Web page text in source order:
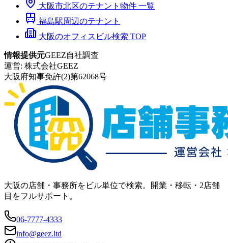
大阪市北区のテナント物件 一覧
福島駅周辺のテナント
大阪のオフィスビル検索 TOP
情報提供元GEEZ自社調査
運営: 株式会社GEEZ
大阪府知事免許(2)第62068号
大阪の店舗・事務所をビル単位で検索。開業・移転・2店舗
目をフルサポート。
06-7777-4333
info@geez.ltd